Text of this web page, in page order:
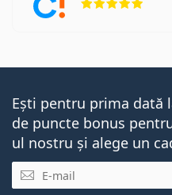
Ești pentru prima dată
de puncte bonus
ul nostru și alege un
E-mail